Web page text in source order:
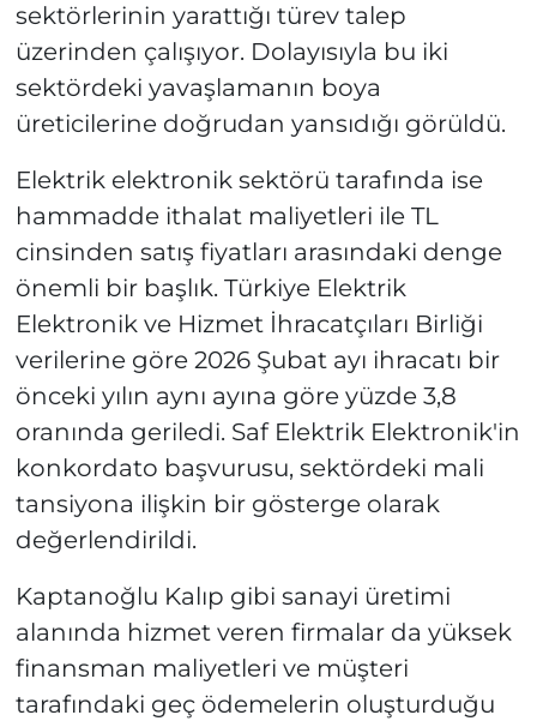
sektörlerinin yarattığı türev talep
üzerinden çalışıyor. Dolayısıyla bu iki
sektördeki yavaşlamanın boya
üreticilerine doğrudan yansıdığı görüldü.
Elektrik elektronik sektörü tarafında ise
hammadde ithalat maliyetleri ile TL
cinsinden satış fiyatları arasındaki denge
önemli bir başlık. Türkiye Elektrik
Elektronik ve Hizmet İhracatçıları Birliği
verilerine göre 2026 Şubat ayı ihracatı bir
önceki yılın aynı ayına göre yüzde 3,8
oranında geriledi. Saf Elektrik Elektronik'in
konkordato başvurusu, sektördeki mali
tansiyona ilişkin bir gösterge olarak
değerlendirildi.
Kaptanoğlu Kalıp gibi sanayi üretimi
alanında hizmet veren firmalar da yüksek
finansman maliyetleri ve müşteri
tarafındaki geç ödemelerin oluşturduğu